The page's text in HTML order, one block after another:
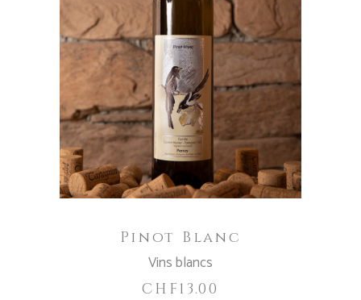
AJOUTER AU PANIER
Pinot Blanc
Vins blancs
CHF13.00